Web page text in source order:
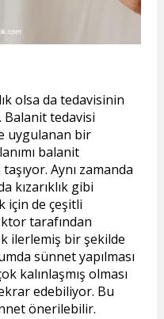
olsa da tedavisinin
Balanit tedavisi
uygulanan bir
balanit
Aynı zamanda
kızarıklık gibi
için de çeşitli
tarafından
ilerlemiş bir şekilde
sünnet yapılması
kalınlaşmış olması
edebiliyor. Bu
önerilebilir.